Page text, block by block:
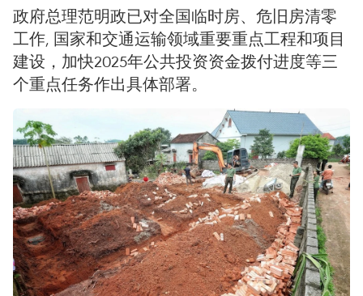
政府总理范明政已对全国临时房、危旧房清零
工作, 国家和交通运输领域重要重点工程和项目
建设，加快2025年公共投资资金拨付进度等三
个重点任务作出具体部署。